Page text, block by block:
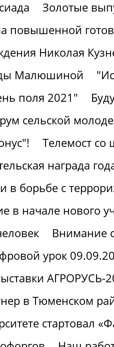
Золотые
повышенной
Николая
Малюшиной
поля 2021"
сельской
Телемост
награда
в борьбе с
в начале нового
Внимание
урок
АГРОРУСЬ-
в Тюменском
стартовал